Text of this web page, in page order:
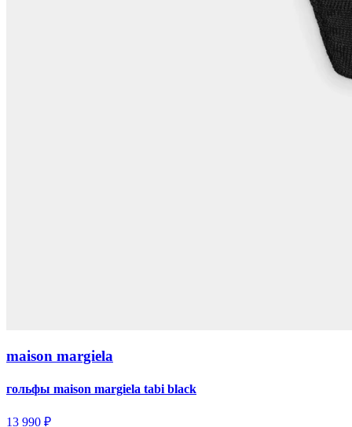
maison margiela
гольфы maison margiela tabi black
13 990 ₽